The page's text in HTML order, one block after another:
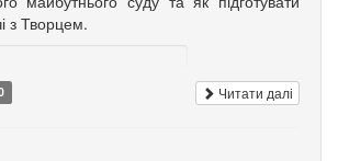
з Творцем.
Читати далі